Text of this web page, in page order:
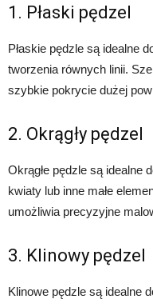
1. Płaski pędzel
Płaskie pędzle są idealne
tworzenia równych linii.
szybkie pokrycie dużej
2. Okrągły pędzel
Okrągłe pędzle są idealne
kwiaty lub inne małe
umożliwia precyzyjne
3. Klinowy pędzel
Klinowe pędzle są idealne